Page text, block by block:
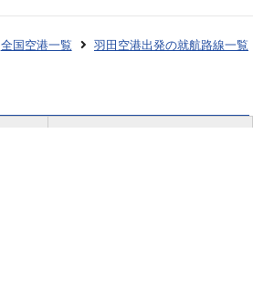
全国空港一覧
羽田空港出発の就航路線一覧